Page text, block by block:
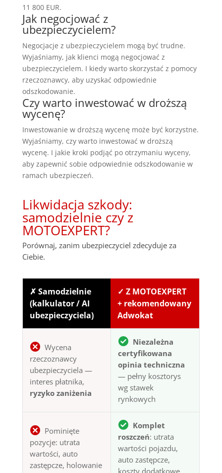
11 800 EUR.
Jak negocjować z
ubezpieczycielem?
Negocjacje z ubezpieczycielem mogą być trudne.
Wyjaśniamy, jak klienci mogą negocjować z
ubezpieczycielem. I kiedy warto skorzystać z pomocy
rzeczoznawcy, aby uzyskać odpowiednie
odszkodowanie.
Czy warto inwestować w droższą
wycenę?
Inwestowanie w droższą wycenę może być korzystne.
Wyjaśniamy, czy warto inwestować w droższą
wycenę. I jakie kroki podjąć po otrzymaniu wyceny,
aby zapewnić sobie odpowiednie odszkodowanie w
ramach ubezpieczeń.
Likwidacja szkody:
samodzielnie czy z
MOTOEXPERT?
Porównaj, zanim ubezpieczyciel zdecyduje za
Ciebie.
✗ Samodzielnie
(kalkulator / AI
ubezpieczyciela)
✓ Z MOTOEXPERT
+ rekomendowany
Adwokat
Wycena
rzeczoznawcy
ubezpieczyciela —
interes płatnika,
ryzyko zaniżenia
Niezależna
certyfikowana
opinia techniczna
— pełny kosztorys
wg stawek
rynkowych
Pominięte
pozycje: utrata
wartości, auto
zastępcze, holowanie
Komplet
roszczeń: utrata
wartości pojazdu,
auto zastępcze,